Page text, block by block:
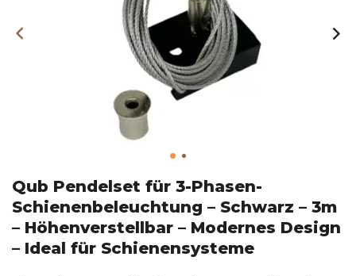
Qub Pendelset für 3-Phasen-
Schienenbeleuchtung – Schwarz – 3m
– Höhenverstellbar – Modernes Design
– Ideal für Schienensysteme